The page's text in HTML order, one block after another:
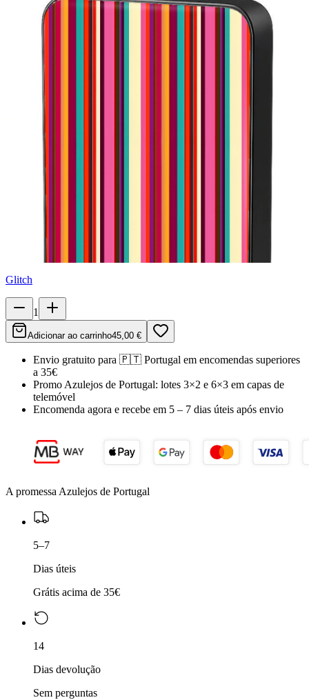
Glitch
1
Adicionar ao carrinho45,00 €
Envio gratuito para 🇵🇹 Portugal em encomendas superiores
a 35€
Promo Azulejos de Portugal: lotes 3×2 e 6×3 em capas de
telemóvel
Encomenda agora e recebe em 5 – 7 dias úteis após envio
A promessa Azulejos de Portugal
5–7
Dias úteis
Grátis acima de 35€
14
Dias devolução
Sem perguntas